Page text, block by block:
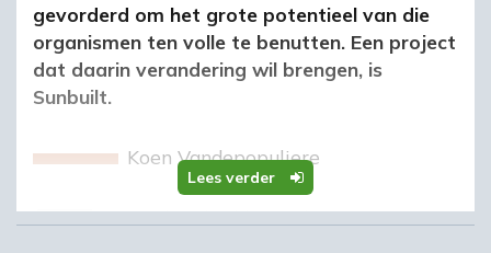
Lees verder
gevorderd om het grote potentieel van die
organismen ten volle te benutten. Een project
dat daarin verandering wil brengen, is
Sunbuilt.
Koen Vandepopuliere
Er zijn honderdduizenden soorten